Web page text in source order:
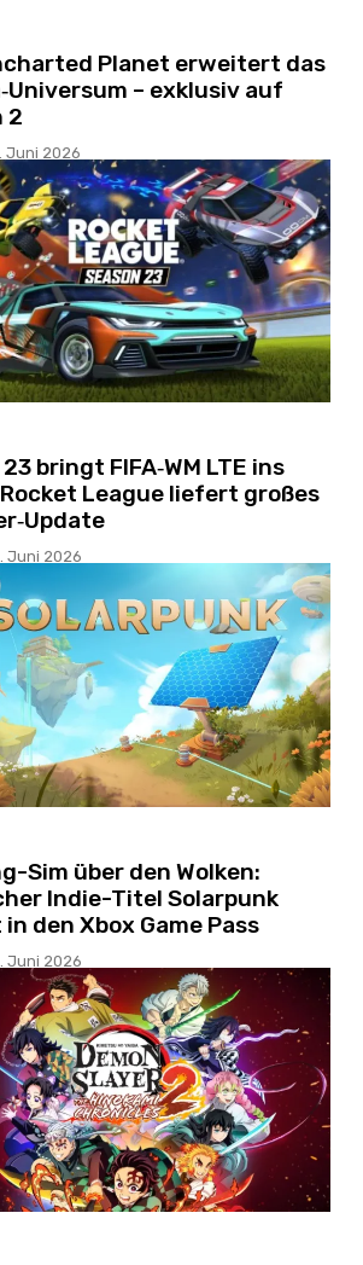
Planet erweitert das
– exklusiv auf
2
Juni 2026
bringt FIFA‑WM LTE ins
Rocket League liefert großes
Juni 2026
Sim über den Wolken:
Indie-Titel Solarpunk
den Xbox Game Pass
Juni 2026